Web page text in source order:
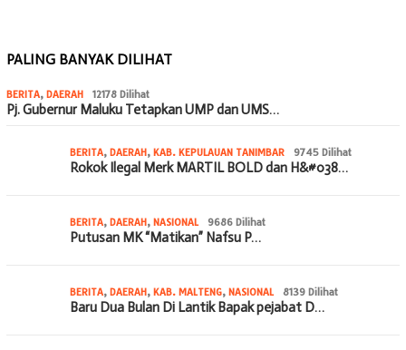
PALING BANYAK DILIHAT
BERITA, DAERAH 12178 Dilihat
Pj. Gubernur Maluku Tetapkan UMP dan UMS…
BERITA, DAERAH, KAB. KEPULAUAN TANIMBAR 9745 Dilihat
Rokok Ilegal Merk MARTIL BOLD dan H&#038…
BERITA, DAERAH, NASIONAL 9686 Dilihat
Putusan MK “Matikan” Nafsu P…
BERITA, DAERAH, KAB. MALTENG, NASIONAL 8139 Dilihat
Baru Dua Bulan Di Lantik Bapak pejabat D…